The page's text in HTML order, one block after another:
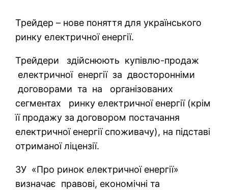
Трейдер – нове поняття для українського
ринку електричної енергії.
Трейдери здійснюють купівлю-продаж
електричної енергії за двосторонніми
договорами та на організованих
сегментах ринку електричної енергії (крім
її продажу за договором постачання
електричної енергії споживачу), на підставі
отриманої ліцензії.
ЗУ «Про ринок електричної енергії»
визначає правові, економічні та